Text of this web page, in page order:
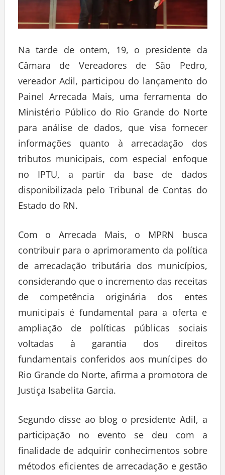
Na tarde de ontem, 19, o presidente da
Câmara de Vereadores de São Pedro,
vereador Adil, participou do lançamento do
Painel Arrecada Mais, uma ferramenta do
Ministério Público do Rio Grande do Norte
para análise de dados, que visa fornecer
informações quanto à arrecadação dos
tributos municipais, com especial enfoque
no IPTU, a partir da base de dados
disponibilizada pelo Tribunal de Contas do
Estado do RN.
Com o Arrecada Mais, o MPRN busca
contribuir para o aprimoramento da política
de arrecadação tributária dos municípios,
considerando que o incremento das receitas
de competência originária dos entes
municipais é fundamental para a oferta e
ampliação de políticas públicas sociais
voltadas à garantia dos direitos
fundamentais conferidos aos munícipes do
Rio Grande do Norte, afirma a promotora de
Justiça Isabelita Garcia.
Segundo disse ao blog o presidente Adil, a
participação no evento se deu com a
finalidade de adquirir conhecimentos sobre
métodos eficientes de arrecadação e gestão